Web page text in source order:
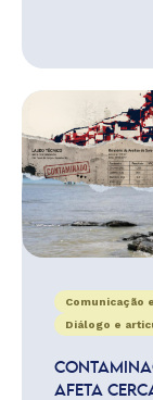
Comunicação
Diálogo e
AFETA